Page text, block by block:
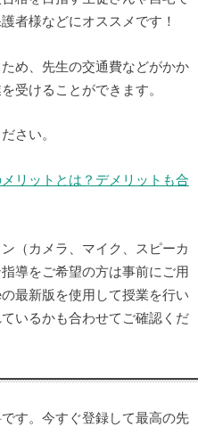
者様などにオススメです！
め、先生の交通費などがかか
受けることができます。
さい。
リットとは？デメリットも合
（カメラ、マイク、スピーカ
導をご希望の方は事前にご用
最新版を使用して授業を行い
いるかも合わせてご確認くだ
す。今すぐ登録して最高の先